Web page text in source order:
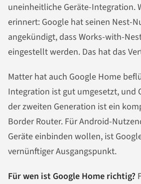
uneinheitliche Geräte-Integration.
erinnert: Google hat seinen Nest-
angekündigt, dass Works-with-
eingestellt werden. Das hat das
Matter hat auch Google Home
Integration ist gut umgesetzt, und
der zweiten Generation ist ein
Border Router. Für Android-
Geräte einbinden wollen, ist
vernünftiger Ausgangspunkt.
Für wen ist Google Home richtig?